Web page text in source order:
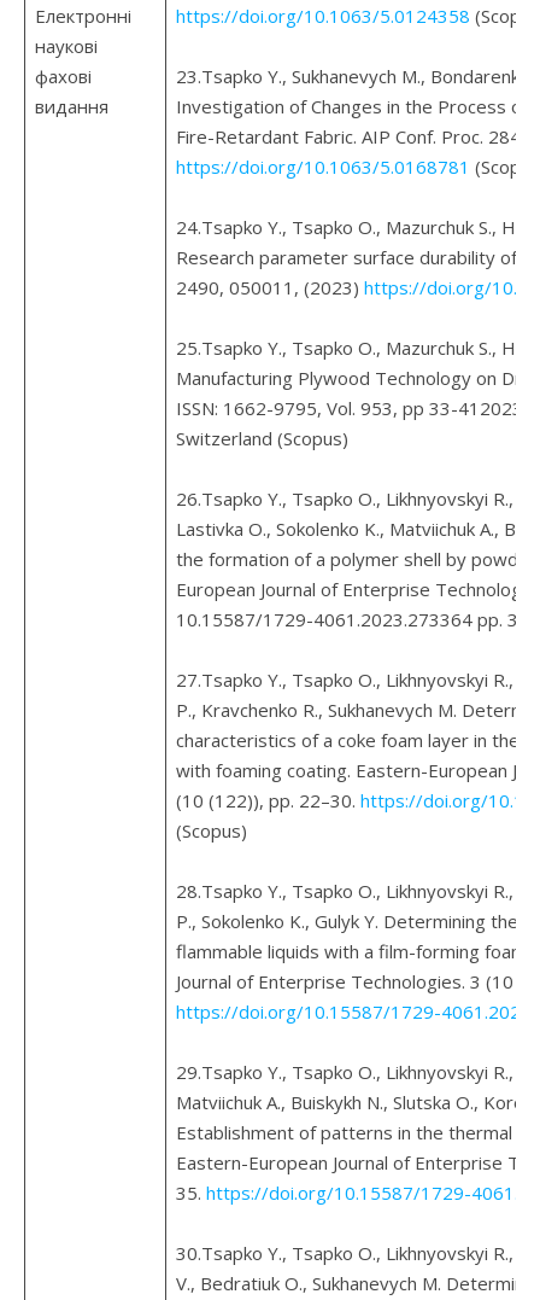
Електронні
наукові
фахові
видання
https://doi.org/10.1063/5.0124358
23.Tsapko Y., Sukhanevych M., Bondarenko
Investigation of Changes in the Process
Fire-Retardant Fabric. AIP Conf. Proc.
https://doi.org/10.1063/5.0168781
24.Tsapko Y., Tsapko O., Mazurchuk S.,
Research parameter surface durability of
2490, 050011, (2023) https://doi.org/
25.Tsapko Y., Tsapko O., Mazurchuk S.,
Manufacturing Plywood Technology on Dry
ISSN: 1662-9795, Vol. 953, pp 33-412023
Switzerland (Scopus)
26.Tsapko Y., Tsapko O., Likhnyovskyi R.,
Lastivka O., Sokolenko K., Matviichuk A.,
the formation of a polymer shell by
European Journal of Enterprise
10.15587/1729-4061.2023.273364 pp.
27.Tsapko Y., Tsapko O., Likhnyovskyi R.,
P., Kravchenko R., Sukhanevych M.
characteristics of a coke foam layer in the
with foaming coating. Eastern-European
(10 (122)), pp. 22–30. https://doi.org/
(Scopus)
28.Tsapko Y., Tsapko O., Likhnyovskyi R.,
P., Sokolenko K., Gulyk Y. Determining the
flammable liquids with a film-forming
Journal of Enterprise Technologies. 3 (10
https://doi.org/10.15587/1729-
29.Tsapko Y., Tsapko O., Likhnyovskyi R.,
Matviichuk A., Buiskykh N., Slutska O.,
Establishment of patterns in the thermal
Eastern-European Journal of Enterprise
35. https://doi.org/10.15587/1729-
30.Tsapko Y., Tsapko O., Likhnyovskyi R.,
V., Bedratiuk O., Sukhanevych M.